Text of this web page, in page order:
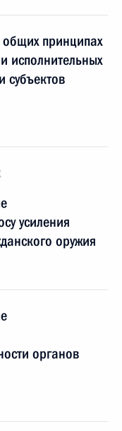
принципах
исполнительных
субъектов
усиления
оружия
органов